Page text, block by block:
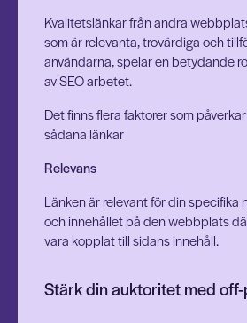
Kvalitetslänkar från andra
som är relevanta, trovärdiga och
användarna, spelar en betydande
av SEO arbetet.
Det finns flera faktorer som
sådana länkar
Relevans
Länken är relevant för din specifika
och innehållet på den webbplats
vara kopplat till sidans innehåll.
Stärk din auktoritet med off-